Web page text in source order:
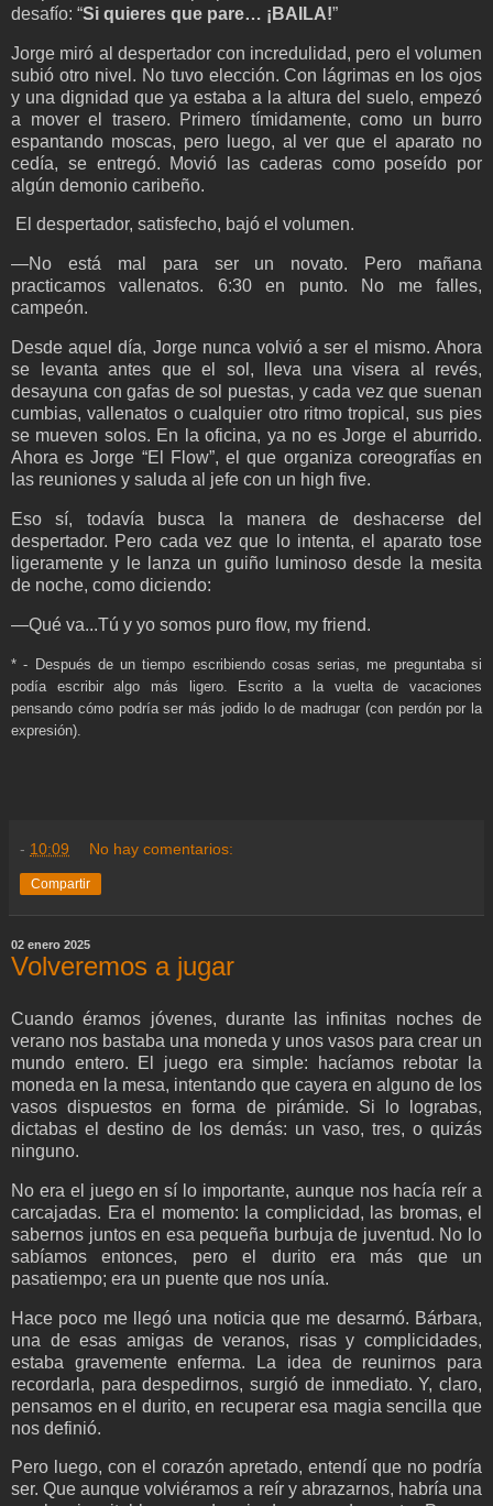
desafío: “Si quieres que pare… ¡BAILA!”
Jorge miró al despertador con incredulidad, pero el volumen
subió otro nivel. No tuvo elección. Con lágrimas en los ojos
y una dignidad que ya estaba a la altura del suelo, empezó
a mover el trasero. Primero tímidamente, como un burro
espantando moscas, pero luego, al ver que el aparato no
cedía, se entregó. Movió las caderas como poseído por
algún demonio caribeño.
El despertador, satisfecho, bajó el volumen.
—No está mal para ser un novato. Pero mañana
practicamos vallenatos. 6:30 en punto. No me falles,
campeón.
Desde aquel día, Jorge nunca volvió a ser el mismo. Ahora
se levanta antes que el sol, lleva una visera al revés,
desayuna con gafas de sol puestas, y cada vez que suenan
cumbias, vallenatos o cualquier otro ritmo tropical, sus pies
se mueven solos. En la oficina, ya no es Jorge el aburrido.
Ahora es Jorge “El Flow”, el que organiza coreografías en
las reuniones y saluda al jefe con un high five.
Eso sí, todavía busca la manera de deshacerse del
despertador. Pero cada vez que lo intenta, el aparato tose
ligeramente y le lanza un guiño luminoso desde la mesita
de noche, como diciendo:
—Qué va...Tú y yo somos puro flow, my friend.
* - Después de un tiempo escribiendo cosas serias, me preguntaba si
podía escribir algo más ligero. Escrito a la vuelta de vacaciones
pensando cómo podría ser más jodido lo de madrugar (con perdón por la
expresión).
- 10:09 No hay comentarios:
Compartir
02 enero 2025
Volveremos a jugar
Cuando éramos jóvenes, durante las infinitas noches de
verano nos bastaba una moneda y unos vasos para crear un
mundo entero. El juego era simple: hacíamos rebotar la
moneda en la mesa, intentando que cayera en alguno de los
vasos dispuestos en forma de pirámide. Si lo lograbas,
dictabas el destino de los demás: un vaso, tres, o quizás
ninguno.
No era el juego en sí lo importante, aunque nos hacía reír a
carcajadas. Era el momento: la complicidad, las bromas, el
sabernos juntos en esa pequeña burbuja de juventud. No lo
sabíamos entonces, pero el durito era más que un
pasatiempo; era un puente que nos unía.
Hace poco me llegó una noticia que me desarmó. Bárbara,
una de esas amigas de veranos, risas y complicidades,
estaba gravemente enferma. La idea de reunirnos para
recordarla, para despedirnos, surgió de inmediato. Y, claro,
pensamos en el durito, en recuperar esa magia sencilla que
nos definió.
Pero luego, con el corazón apretado, entendí que no podría
ser. Que aunque volviéramos a reír y abrazarnos, habría una